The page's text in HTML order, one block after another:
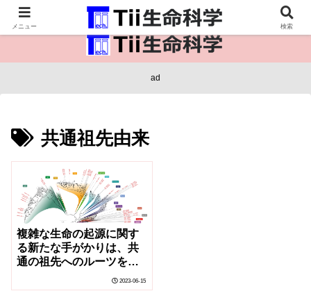
医療保健・生命・生物の情報インフラ。
ad
共通祖先由来
複雑な生命の起源に関す
る新たな手がかりは、共
通の祖先へのルーツをた
どるものである(New
Clues About Origin of
2023-06-15
メニュー 検索